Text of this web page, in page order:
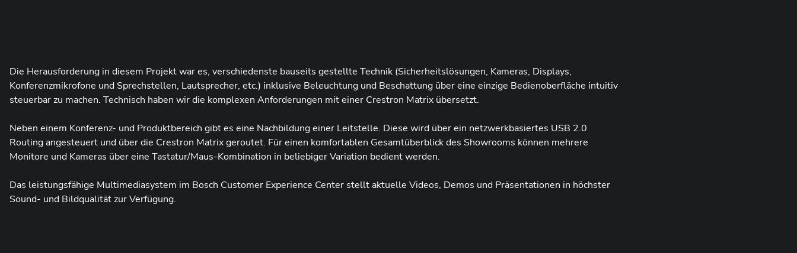
Die Herausforderung in diesem Projekt war es, verschiedenste bauseits gestellte Technik (Sicherheitslösungen, Kameras, Displays,
Konferenzmikrofone und Sprechstellen, Lautsprecher, etc.) inklusive Beleuchtung und Beschattung über eine einzige Bedienoberfläche intuitiv
steuerbar zu machen. Technisch haben wir die komplexen Anforderungen mit einer Crestron Matrix übersetzt.
Neben einem Konferenz- und Produktbereich gibt es eine Nachbildung einer Leitstelle. Diese wird über ein netzwerkbasiertes USB 2.0
Routing angesteuert und über die Crestron Matrix geroutet. Für einen komfortablen Gesamtüberblick des Showrooms können mehrere
Monitore und Kameras über eine Tastatur/Maus-Kombination in beliebiger Variation bedient werden.
Das leistungsfähige Multimediasystem im Bosch Customer Experience Center stellt aktuelle Videos, Demos und Präsentationen in höchster
Sound- und Bildqualität zur Verfügung.